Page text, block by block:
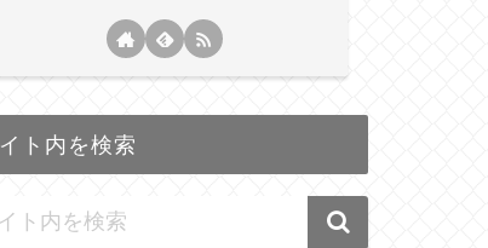
ト内を検索